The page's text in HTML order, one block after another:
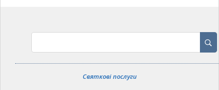
Святкові послуги